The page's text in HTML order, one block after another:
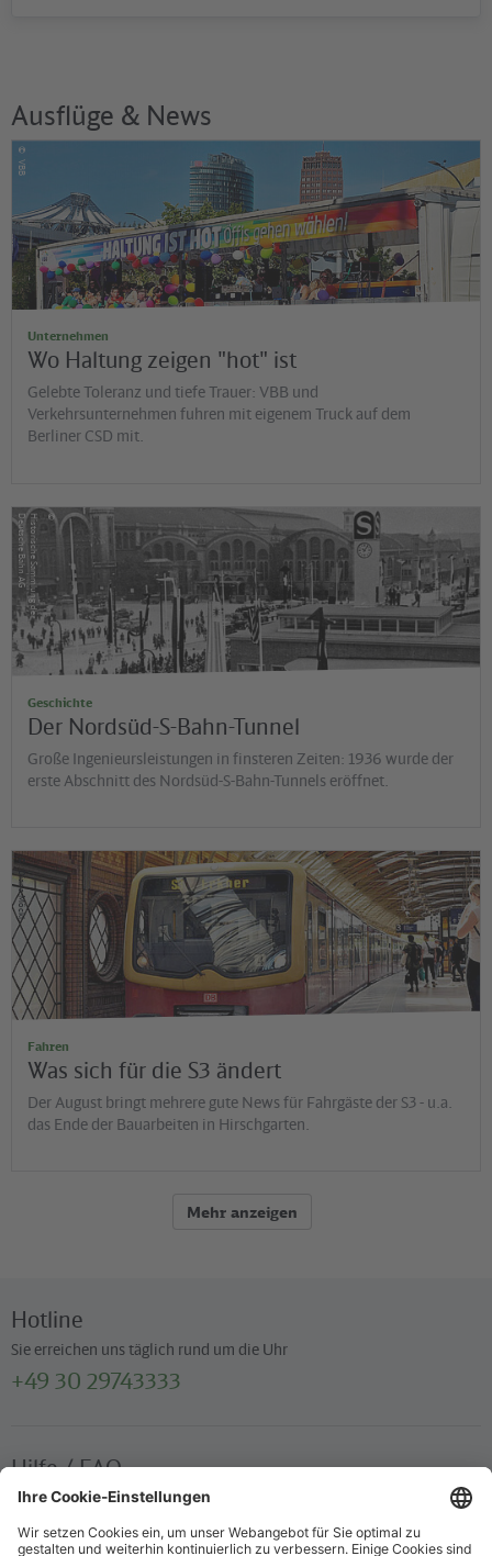
Ausflüge & News
©
VBB
Unternehmen
Wo Haltung zeigen "hot" ist
Gelebte Toleranz und tiefe Trauer: VBB und
Verkehrsunternehmen fuhren mit eigenem Truck auf dem
Berliner CSD mit.
©
H
is
t
o
r
is
c
h
e
S
a
m
m
lu
n
g
d
e
r
D
e
u
t
s
c
h
e
B
a
h
n
A
G
Geschichte
Der Nordsüd-S-Bahn-Tunnel
Große Ingenieursleistungen in finsteren Zeiten: 1936 wurde der
erste Abschnitt des Nordsüd-S-Bahn-Tunnels eröffnet.
Diana Möckl
Fahren
Was sich für die S3 ändert
Der August bringt mehrere gute News für Fahrgäste der S3 - u.a.
das Ende der Bauarbeiten in Hirschgarten.
Mehr anzeigen
Hotline
Sie erreichen uns täglich rund um die Uhr
+49 30 29743333
Hilfe / FAQ
Die wichtigsten Antworten und Hilfestellungen für unterwegs